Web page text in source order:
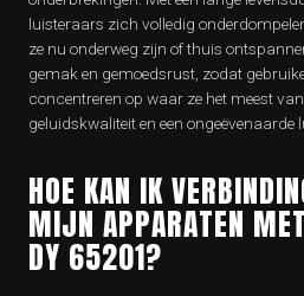
luisteraars zich volledig
ze nu onderweg zijn of thuis
gemak en gemoedsrust, zodat
concentreren op waar ze het meest
geluidskwaliteit en een ongeëvenaarde
HOE KAN IK
MIJN APPARATEN
DY 65201?